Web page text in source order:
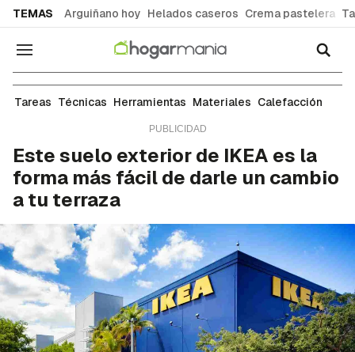
TEMAS Arguiñano hoy Helados caseros Crema pastelera
Navegación
Jardín y terraza
Tareas Técnicas Herramientas Materiales Calefacción
Este suelo exterior de IKEA es la
forma más fácil de darle un cambio
a tu terraza